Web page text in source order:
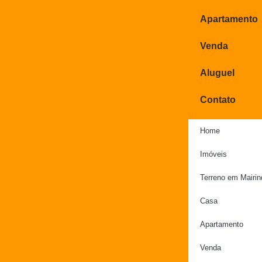
Apartamento
Venda
Aluguel
Contato
Home
Imóveis
Terreno em
Casa
Apartamento
Venda